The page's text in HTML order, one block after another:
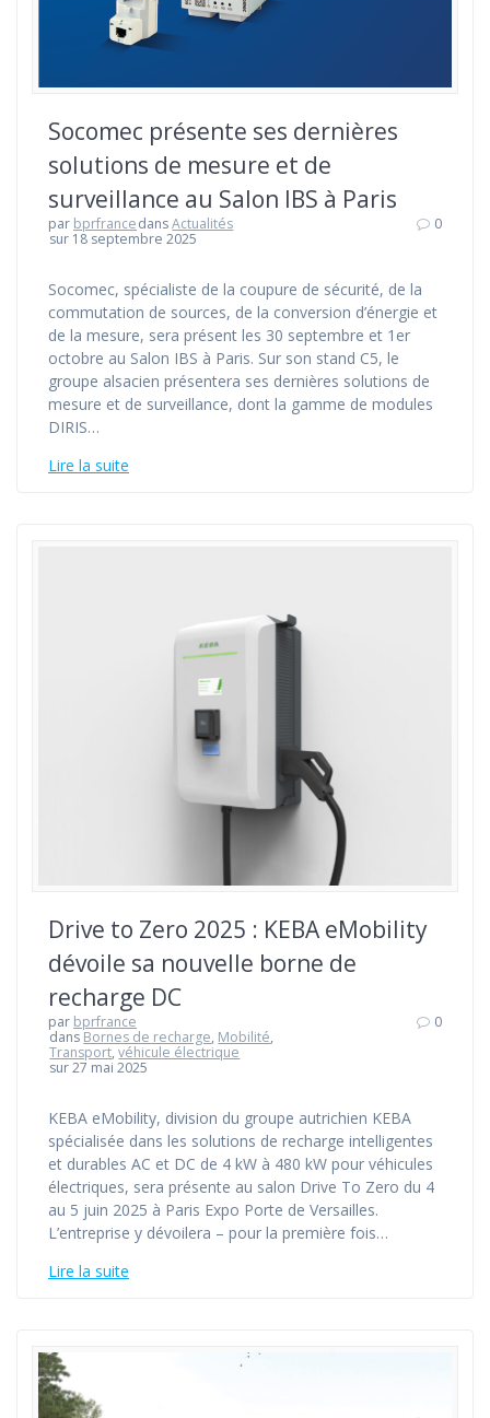
Socomec présente ses dernières
solutions de mesure et de
surveillance au Salon IBS à Paris
par bprfrancedansActualités
sur 18 septembre 2025
0
Socomec, spécialiste de la coupure de sécurité, de la
commutation de sources, de la conversion d’énergie et
de la mesure, sera présent les 30 septembre et 1er
octobre au Salon IBS à Paris. Sur son stand C5, le
groupe alsacien présentera ses dernières solutions de
mesure et de surveillance, dont la gamme de modules
DIRIS…
Lire la suite
Drive to Zero 2025 : KEBA eMobility
dévoile sa nouvelle borne de
recharge DC
par bprfrance
dans Bornes de recharge, Mobilité,
Transport,véhicule électrique
sur 27 mai 2025
0
KEBA eMobility, division du groupe autrichien KEBA
spécialisée dans les solutions de recharge intelligentes
et durables AC et DC de 4 kW à 480 kW pour véhicules
électriques, sera présente au salon Drive To Zero du 4
au 5 juin 2025 à Paris Expo Porte de Versailles.
L’entreprise y dévoilera – pour la première fois…
Lire la suite